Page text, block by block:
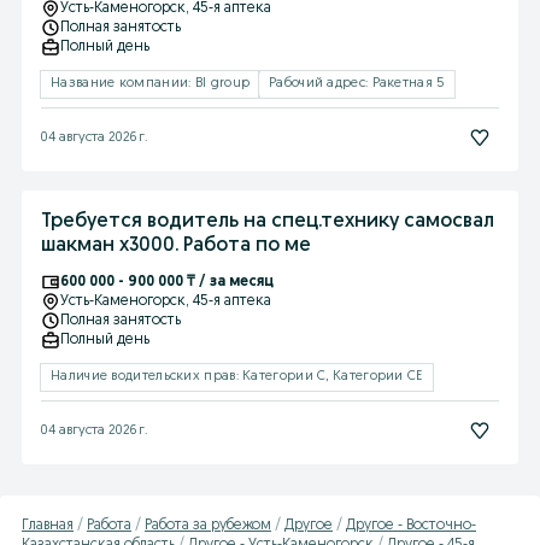
Усть-Каменогорск, 45-я аптека
Полная занятость
Полный день
Название компании: BI group Рабочий адрес: Ракетная 5
04 августа 2026 г.
Требуется водитель на спец.технику самосвал
шакман х3000. Работа по ме
600 000 - 900 000 ₸ / за месяц
Усть-Каменогорск, 45-я аптека
Полная занятость
Полный день
Наличие водительских прав: Категории C, Категории CE
04 августа 2026 г.
Главная Работа Работа за рубежом Другое
Другое - Восточно-